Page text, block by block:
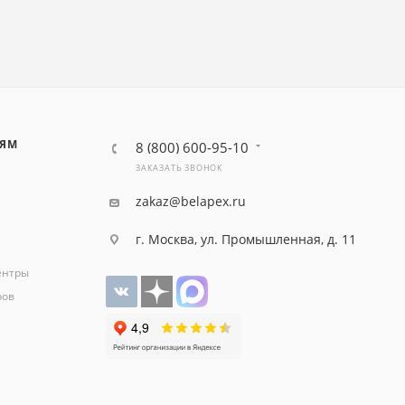
8 (800) 600-95-10
ЗАКАЗАТЬ ЗВОНОК
zakaz@belapex.ru
г. Москва, ул. Промышленная, д. 11